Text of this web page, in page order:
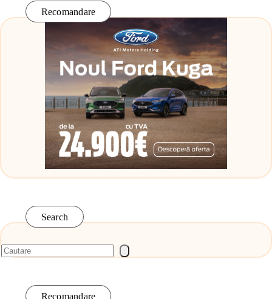
Read More
Recomandare
Search
Recomandare